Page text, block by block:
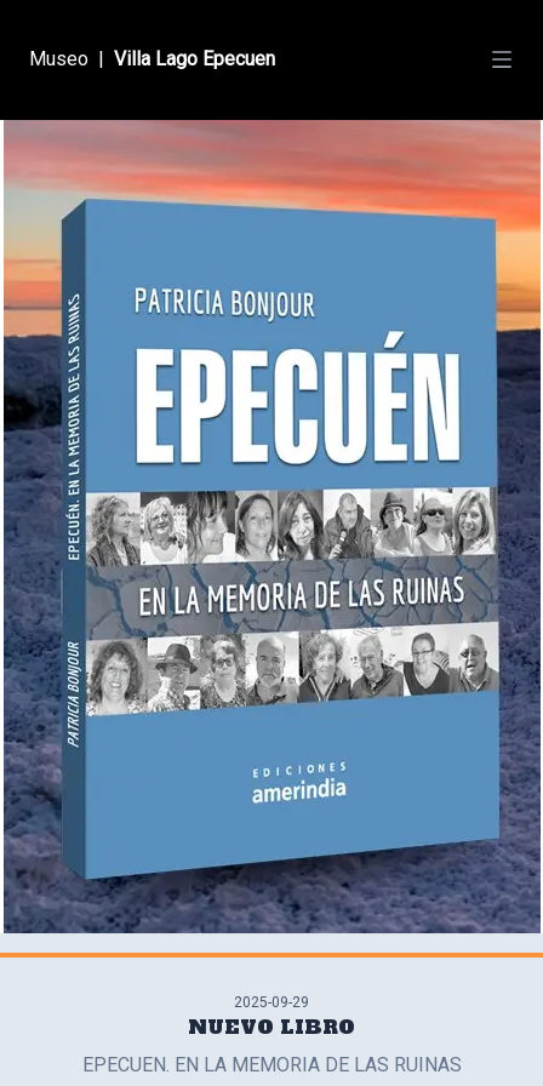
Museo Villa Lago Epecuen
2025-09-29
NUEVO LIBRO
EPECUEN. EN LA MEMORIA DE LAS RUINAS